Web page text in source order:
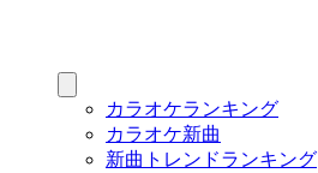
カラオケランキング
カラオケ新曲
新曲トレンドランキング